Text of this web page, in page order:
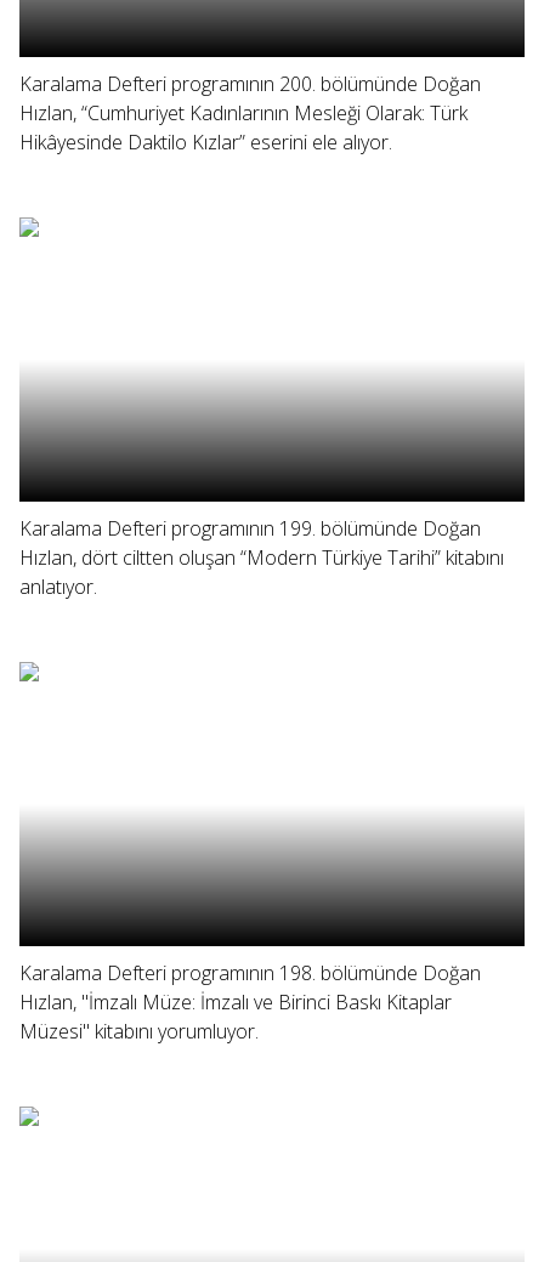
Karalama Defteri programının 200. bölümünde Doğan
Hızlan, “Cumhuriyet Kadınlarının Mesleği Olarak: Türk
Hikâyesinde Daktilo Kızlar” eserini ele alıyor.
Karalama Defteri programının 199. bölümünde Doğan
Hızlan, dört ciltten oluşan “Modern Türkiye Tarihi” kitabını
anlatıyor.
Karalama Defteri programının 198. bölümünde Doğan
Hızlan, "İmzalı Müze: İmzalı ve Birinci Baskı Kitaplar
Müzesi" kitabını yorumluyor.